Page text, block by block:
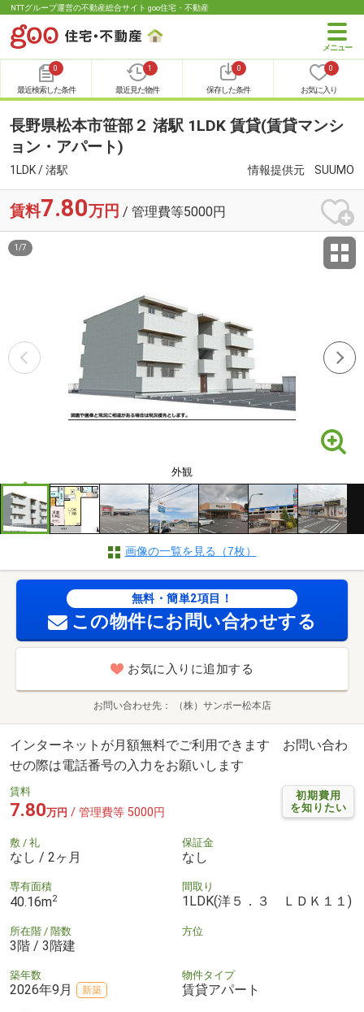
NTTグループ運営の不動産総合サイト goo住宅・不動産
0
最近検索した条件
1
最近見た物件
0
保存した条件
0
お気に入り
長野県松本市笹部２ 渚駅 1LDK 賃貸(賃貸マンシ
ョン・アパート)
1LDK / 渚駅 情報提供元 SUUMO
賃料7.80万円 / 管理費等5000円
外観
1 /7
画像の一覧を見る（7枚）
無料・簡単2項目！
この物件にお問い合わせする
お気に入りに追加する
お問い合わせ先 （株）サンポー松本店
インターネットが月額無料でご利用できます お問い合わ
せの際は電話番号の入力をお願いします
初期費用
を知りたい
賃料
7.80万円 / 管理費等 5000円
敷 / 礼
なし / 2ヶ月
保証金
なし
専有面積
40.16m2
間取り
1LDK(洋５．３ ＬＤＫ１１)
所在階 / 階数
3階 / 3階建
方位
築年数
2026年9月 新築
物件タイプ
賃貸アパート